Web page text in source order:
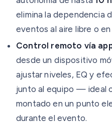
elimina la dependencia
eventos al aire libre o
Control remoto vía
desde un dispositivo
ajustar niveles, EQ y
junto al equipo — ideal
montado en un punto
durante el evento.